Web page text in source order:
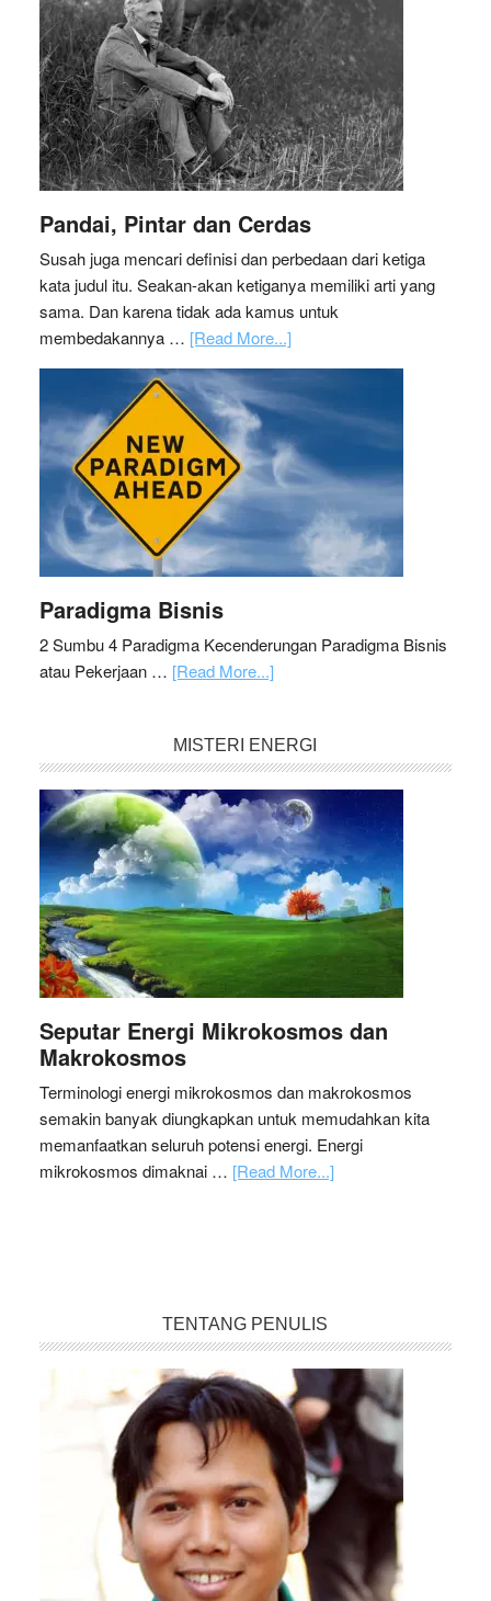
Pandai, Pintar dan Cerdas
Susah juga mencari definisi dan perbedaan dari ketiga
kata judul itu. Seakan-akan ketiganya memiliki arti yang
sama. Dan karena tidak ada kamus untuk
membedakannya … [Read More...]
Paradigma Bisnis
2 Sumbu 4 Paradigma Kecenderungan Paradigma Bisnis
atau Pekerjaan … [Read More...]
MISTERI ENERGI
Seputar Energi Mikrokosmos dan
Makrokosmos
Terminologi energi mikrokosmos dan makrokosmos
semakin banyak diungkapkan untuk memudahkan kita
memanfaatkan seluruh potensi energi. Energi
mikrokosmos dimaknai … [Read More...]
TENTANG PENULIS